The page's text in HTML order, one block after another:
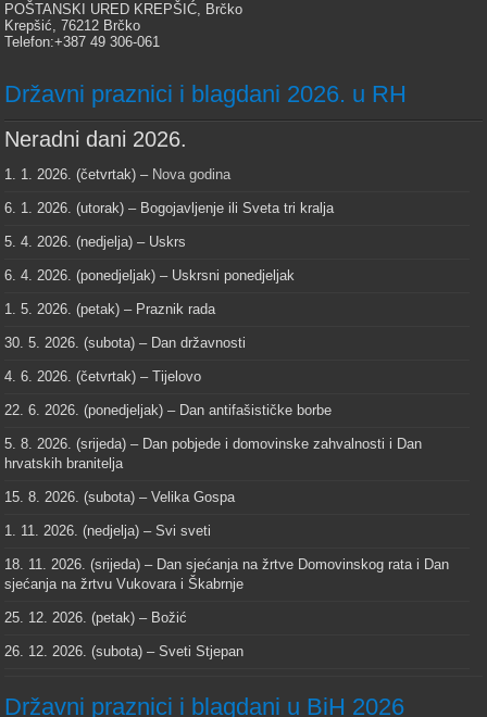
POŠTANSKI URED KREPŠIĆ, Brčko
Krepšić, 76212 Brčko
Telefon:+387 49 306-061
Državni praznici i blagdani 2026. u RH
Neradni dani 2026.
1. 1. 2026. (četvrtak) – Nova godina
6. 1. 2026. (utorak) – Bogojavljenje ili Sveta tri kralja
5. 4. 2026. (nedjelja) – Uskrs
6. 4. 2026. (ponedjeljak) – Uskrsni ponedjeljak
1. 5. 2026. (petak) – Praznik rada
30. 5. 2026. (subota) – Dan državnosti
4. 6. 2026. (četvrtak) – Tijelovo
22. 6. 2026. (ponedjeljak) – Dan antifašističke borbe
5. 8. 2026. (srijeda) – Dan pobjede i domovinske zahvalnosti i Dan
hrvatskih branitelja
15. 8. 2026. (subota) – Velika Gospa
1. 11. 2026. (nedjelja) – Svi sveti
18. 11. 2026. (srijeda) – Dan sjećanja na žrtve Domovinskog rata i Dan
sjećanja na žrtvu Vukovara i Škabrnje
25. 12. 2026. (petak) – Božić
26. 12. 2026. (subota) – Sveti Stjepan
Državni praznici i blagdani u BiH 2026